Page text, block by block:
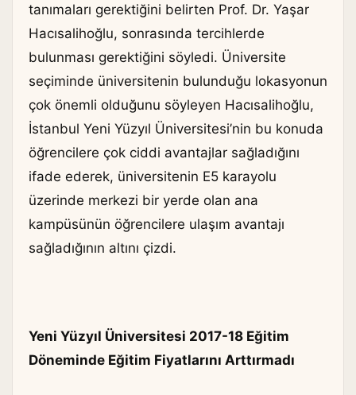
tanımaları gerektiğini belirten Prof. Dr. Yaşar
Hacısalihoğlu, sonrasında tercihlerde
bulunması gerektiğini söyledi. Üniversite
seçiminde üniversitenin bulunduğu lokasyonun
çok önemli olduğunu söyleyen Hacısalihoğlu,
İstanbul Yeni Yüzyıl Üniversitesi’nin bu konuda
öğrencilere çok ciddi avantajlar sağladığını
ifade ederek, üniversitenin E5 karayolu
üzerinde merkezi bir yerde olan ana
kampüsünün öğrencilere ulaşım avantajı
sağladığının altını çizdi.
Yeni Yüzyıl Üniversitesi 2017-18 Eğitim
Döneminde Eğitim Fiyatlarını Arttırmadı